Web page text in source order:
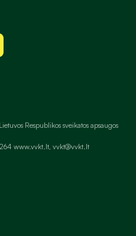
Respublikos sveikatos apsaugos
www.vvkt.lt, vvkt@vvkt.lt